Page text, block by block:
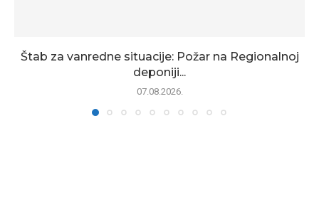
Štab za vanredne situacije: Požar na Regionalnoj
deponiji...
07.08.2026.